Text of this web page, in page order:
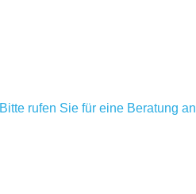
Bitte rufen Sie für eine Beratung an